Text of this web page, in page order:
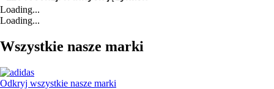
Loading...
Loading...
Wszystkie nasze marki
Odkryj wszystkie nasze marki